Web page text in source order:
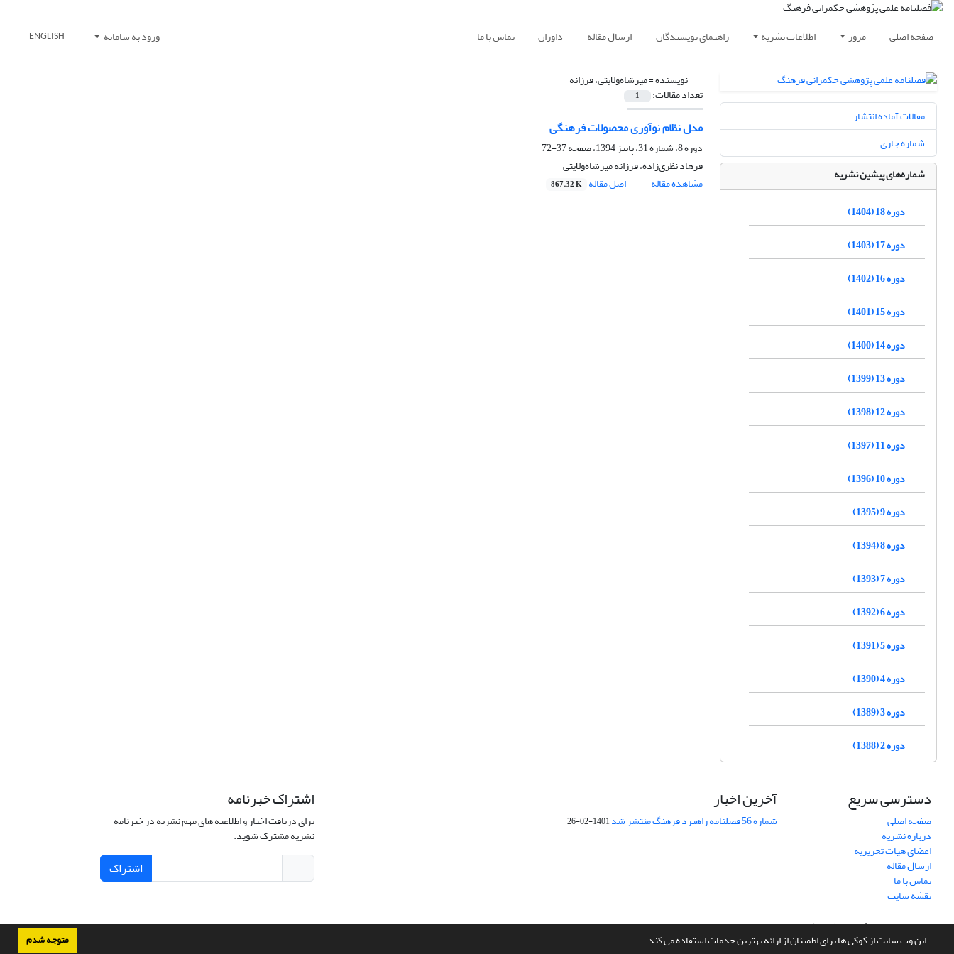
این وب سایت از کوکی ها برای اطمینان از ارائه بهترین خدمات استفاده می کند. متوجه شدم
صفحه اصلی مرور اطلاعات نشریه راهنمای نویسندگان ارسال مقاله داوران تماس با ما ورود به سامانه ENGLISH
نویسنده =میرشاه‌ولایتی، فرزانه
تعداد مقالات: 1
مدل نظام نوآوری محصولات فرهنگی
دوره 8، شماره 31، پاییز 1394، صفحه
37-72
فرهاد نظری‌زاده، فرزانه میرشاه‌ولایتی
مشاهده مقاله
اصل مقاله 867.32 K
مقالات آماده انتشار
شماره جاری
شماره‌های پیشین نشریه
دوره 18 (1404)
دوره 17 (1403)
دوره 16 (1402)
دوره 15 (1401)
دوره 14 (1400)
دوره 13 (1399)
دوره 12 (1398)
دوره 11 (1397)
دوره 10 (1396)
دوره 9 (1395)
دوره 8 (1394)
دوره 7 (1393)
دوره 6 (1392)
دوره 5 (1391)
دوره 4 (1390)
دوره 3 (1389)
دوره 2 (1388)
دسترسی سریع
صفحه اصلی
درباره نشریه
اعضای هیات تحریریه
ارسال مقاله
تماس با ما
نقشه سایت
آخرین اخبار
شماره 56 فصلنامه راهبرد فرهنگ منتشر شد 1401-02-26
اشتراک خبرنامه
برای دریافت اخبار و اطلاعیه های مهم نشریه در خبرنامه
نشریه مشترک شوید.
اشتراک
سامانه مدیریت نشریات علمی.طراحی و پیاده سازی ازسیناوب